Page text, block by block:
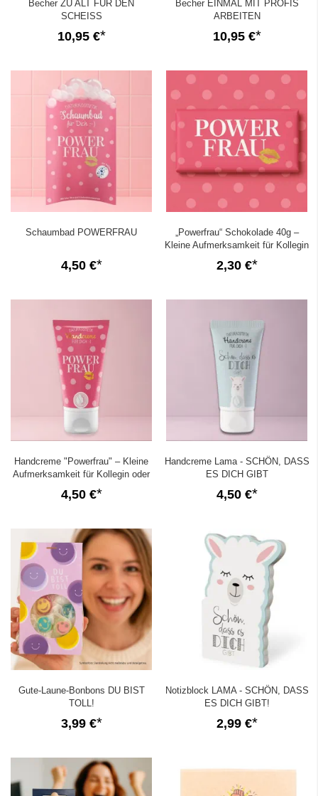
Becher ZU ALT FÜR DEN
SCHEISS
10,95 €
Becher EINMAL MIT PROFIS
ARBEITEN
10,95 €
Schaumbad POWERFRAU
4,50 €
„Powerfrau“ Schokolade 40g –
Kleine Aufmerksamkeit für Kollegin
oder Freundin
2,30 €
Handcreme "Powerfrau" – Kleine
Aufmerksamkeit für Kollegin oder
Freundin
4,50 €
Handcreme Lama - SCHÖN, DASS
ES DICH GIBT
4,50 €
Gute-Laune-Bonbons DU BIST
TOLL!
3,99 €
Notizblock LAMA - SCHÖN, DASS
ES DICH GIBT!
2,99 €